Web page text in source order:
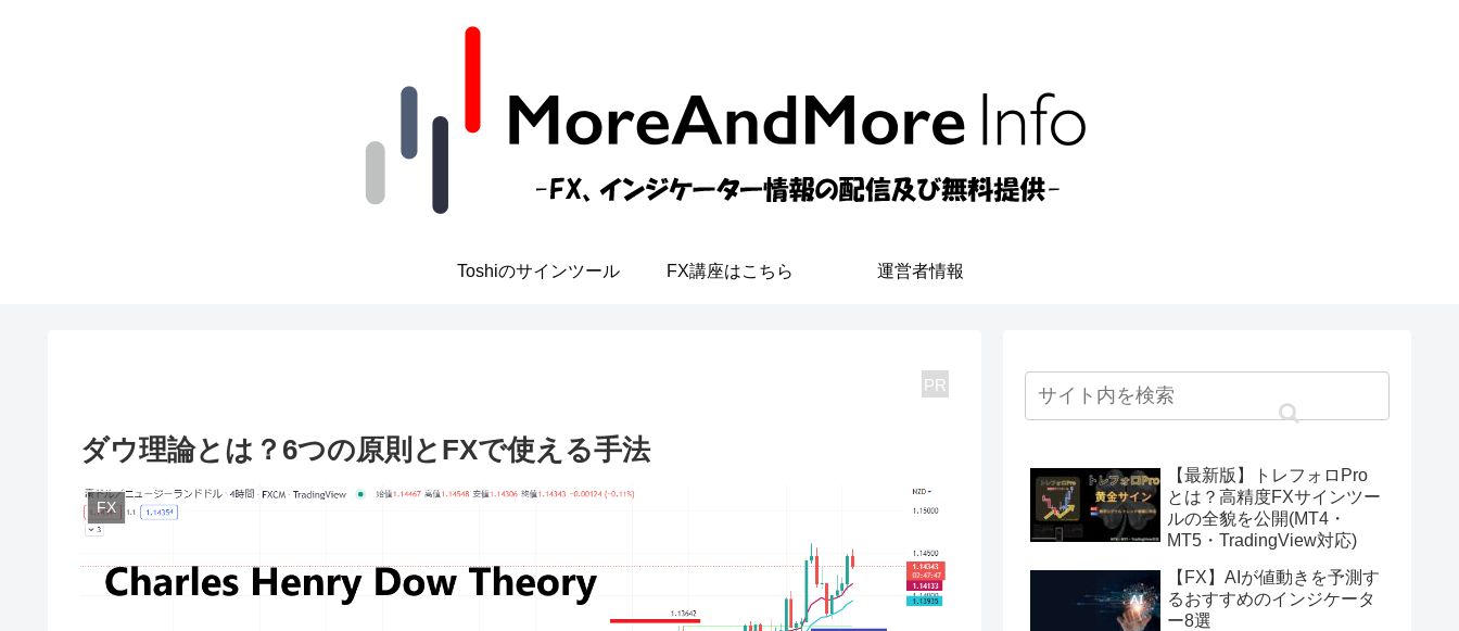
Toshiのサインツール FX講座はこちら 運営者情報
PR
ダウ理論とは？6つの原則とFXで使える手法
FX
【最新版】トレフォロPro
とは？高精度FXサインツー
ルの全貌を公開(MT4・
MT5・TradingView対応)
【FX】AIが値動きを予測す
るおすすめのインジケータ
ー8選